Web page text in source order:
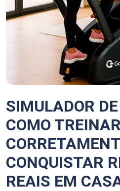
SIMULADOR
COMO TREINAR
CONQUISTAR
REAIS EM